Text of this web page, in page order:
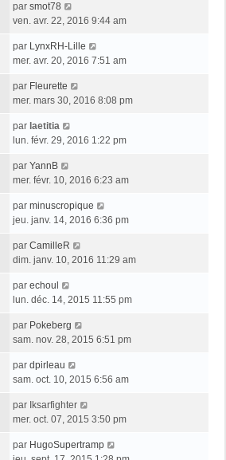
par smot78
ven. avr. 22, 2016 9:44 am
par LynxRH-Lille
mer. avr. 20, 2016 7:51 am
par Fleurette
mer. mars 30, 2016 8:08 pm
par laetitia
lun. févr. 29, 2016 1:22 pm
par YannB
mer. févr. 10, 2016 6:23 am
par minuscropique
jeu. janv. 14, 2016 6:36 pm
par CamilleR
dim. janv. 10, 2016 11:29 am
par echoul
lun. déc. 14, 2015 11:55 pm
par Pokeberg
sam. nov. 28, 2015 6:51 pm
par dpirleau
sam. oct. 10, 2015 6:56 am
par Iksarfighter
mer. oct. 07, 2015 3:50 pm
par HugoSupertramp